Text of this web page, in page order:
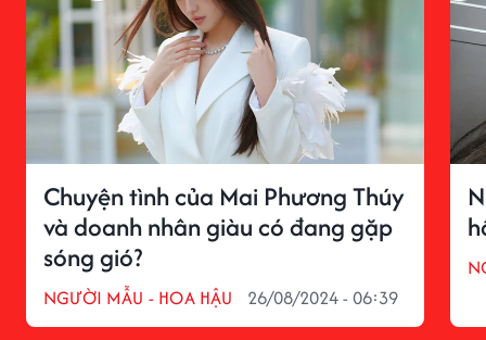
Chuyện tình của Mai Phương Thúy
và doanh nhân giàu có đang gặp
sóng gió?
NGƯỜI MẪU - HOA HẬU 26/08/2024 - 06:39